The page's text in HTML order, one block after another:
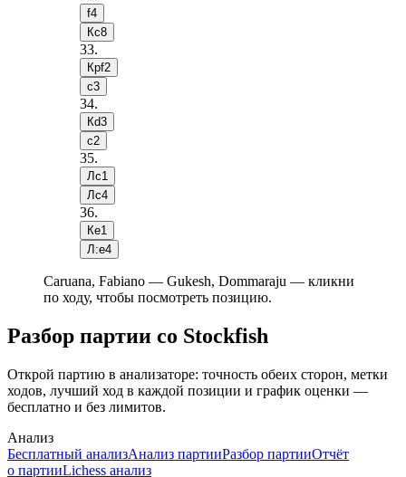
f4
Кc8
33.
Крf2
c3
34.
Кd3
c2
35.
Лc1
Лc4
36.
Кe1
Л:e4
Caruana, Fabiano — Gukesh, Dommaraju — кликни
по ходу, чтобы посмотреть позицию.
Разбор партии со Stockfish
Открой партию в анализаторе: точность обеих сторон, метки
ходов, лучший ход в каждой позиции и график оценки —
бесплатно и без лимитов.
Анализ
Бесплатный анализАнализ партииРазбор партииОтчёт
о партииLichess анализ